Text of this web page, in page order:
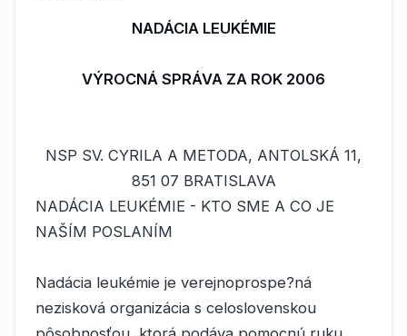
NADÁCIA LEUKÉMIE
VÝROCNÁ SPRÁVA ZA ROK 2006
NSP SV. CYRILA A METODA, ANTOLSKÁ 11,
851 07 BRATISLAVA
NADÁCIA LEUKÉMIE - KTO SME A CO JE
NAŠÍM POSLANÍM
Nadácia leukémie je verejnoprospe?ná
nezisková organizácia s celoslovenskou